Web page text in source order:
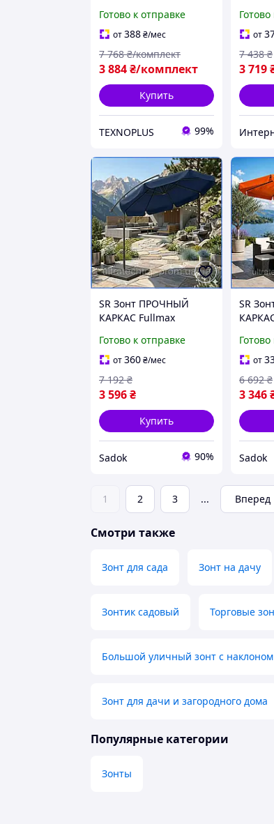
Ekspand Крепкий
садовый зонтик темно-
зеленый 350 см
Уличные зонтики
Готово к отправке
от388₴/мес
3 884₴/комплект
7 768 ₴/комплект
Купить
TEXNOPLUS 99%
дома
от
3 719
7 438 ₴
SR Зонт ПРОЧНЫЙ
КАРКАС Fullmax
регулируемый,
ПОЛЬША СТАЛЬНАЯ
РАМА ВЫДЕРЖИВАЕТ
ВЕТЕР, Большой зонт
для дома для отдыха
Daf
Готово к отправке
от360₴/мес
3 596₴
7 192 ₴
Купить
Sadok 90%
SR
РАМА
ВЕТЕР,
для
Daf
от
3 346
6 692 ₴
Sadok
1 2 3 ... Вперед
Смотри также
Зонт для сада Зонт на дачу
Зонтик садовый Торговые
Большой уличный зонт с
Зонт для дачи и загородного дома
Популярные категории
Зонты